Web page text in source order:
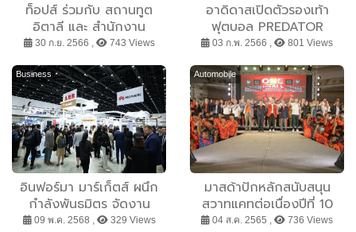
ท็อปส์ ร่วมกับ สถานทูต
อิตาลี และ สำนักงาน
พาณิชย์อิตาเลียน ประจำ
ประเทศไทย (ITA) ส่งมอบ
ความสุขผ่านกิจกรรมพิเศษ
เพื่อชุมชน ภายใต้แคมเปญ
Taste of Italy 2023 ด้วย
การบริจาคพิซซ่าสูตร
อิตาเลียนแท้ ๆ ให้กับ
นักเรียนและชุมชนคลองเตย
30 ก.ย. 2566 , 743 Views
อาดิดาสเปิดตัวรองเท้า
ฟุตบอล PREDATOR
ACCURACY ดีไซน์ล่าสุดที่
พร้อมความแม่นยำเหนือระดับ
03 ก.พ. 2566 , 801 Views
Business
อินฟอร์มา มาร์เก็ตส์ ผนึก
กำลังพันธมิตร จัดงาน
MobilityTech Asia –
09 พ.ค. 2568 , 329 Views
Automobile
มาสด้าปักหลักสนับสนุน
สวาทแคทต่อเนื่องปีที่ 10
หวังคืนความสุขสู่สังคมผ่าน
04 ส.ค. 2565 , 736 Views